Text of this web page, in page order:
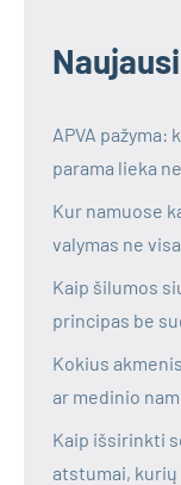
APVA
parama lieka
Kur namuose
valymas ne
Kaip šilumos
principas be
Kokius
ar medinio
Kaip išsirinkti
atstumai,